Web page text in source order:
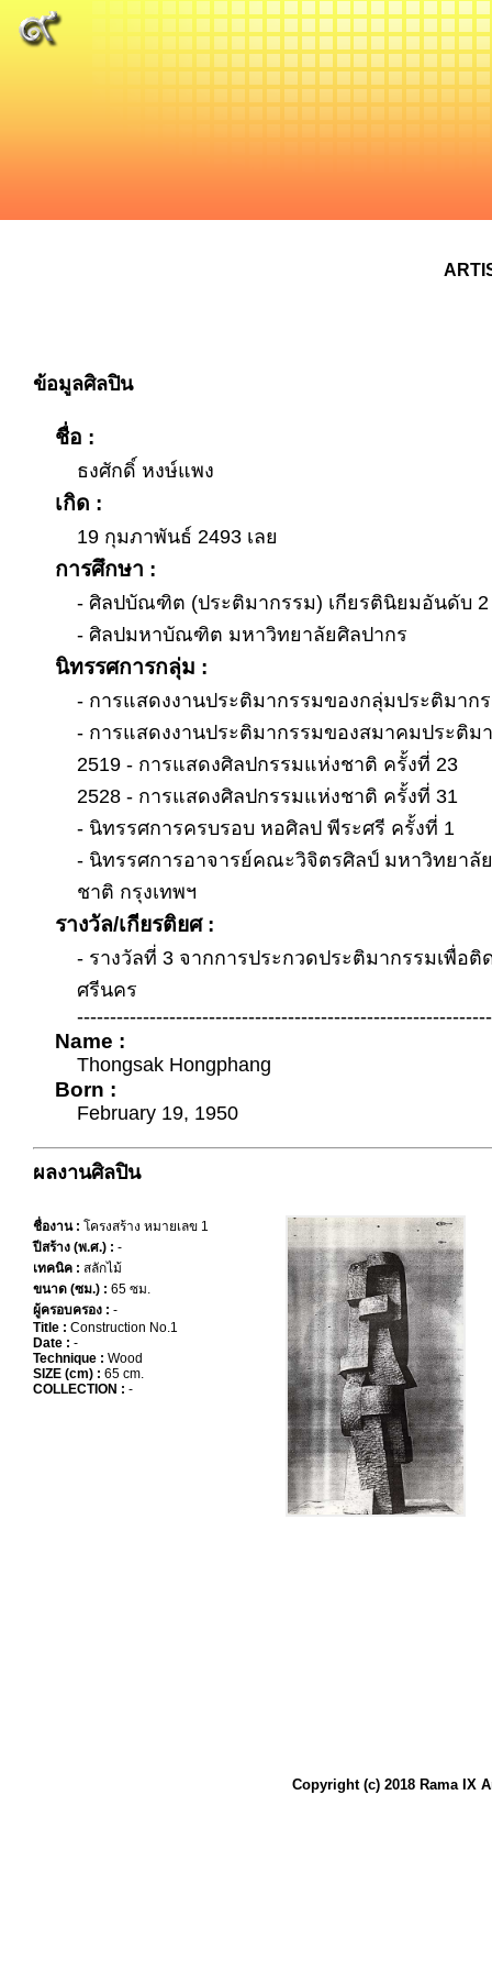
ข้อมูลศิลปิน
ชื่อ :
ธงศักดิ์ หงษ์แพง
เกิด :
19 กุมภาพันธ์ 2493 เลย
การศึกษา :
- ศิลปบัณฑิต (ประติมากรรม) เกียรตินิยมอันดับ
- ศิลปมหาบัณฑิต มหาวิทยาลัยศิลปากร
นิทรรศการกลุ่ม :
- การแสดงงานประติมากรรมของกลุ่มประติมาก
- การแสดงงานประติมากรรมของสมาคมประติม
2519 - การแสดงศิลปกรรมแห่งชาติ ครั้งที่ 23
2528 - การแสดงศิลปกรรมแห่งชาติ ครั้งที่ 31
- นิทรรศการครบรอบ หอศิลป พีระศรี ครั้งที่ 1
- นิทรรศการอาจารย์คณะวิจิตรศิลป์ มหาวิทยาลั
ชาติ กรุงเทพฯ
รางวัล/เกียรติยศ :
- รางวัลที่ 3 จากการประกวดประติมากรรมเพื่อ
ศรีนคร
Name :
Thongsak Hongphang
Born :
February 19, 1950
ผลงานศิลปิน
ชื่องาน : โครงสร้าง หมายเลข 1
ปีสร้าง (พ.ศ.) : -
เทคนิค : สลักไม้
ขนาด (ซม.) : 65 ซม.
ผู้ครอบครอง : -
Title : Construction No.1
Date : -
Technique : Wood
SIZE (cm) : 65 cm.
COLLECTION : -
Copyright (c) 2018 Rama IX